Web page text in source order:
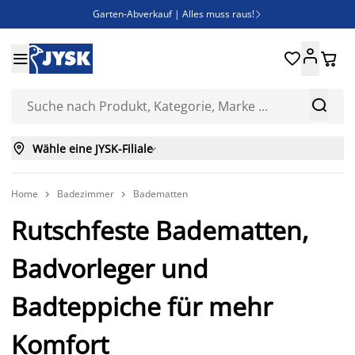
Garten-Abverkauf | Alles muss raus! 
Bist du Unternehmer? Entdecke JYSK-B2B
Esszimmerstuhl ADSLEV um nur 40€


 
 Wähle eine JYSK-Filiale
Home  Badezimmer  Badematten
Rutschfeste Badematten,
Badvorleger und
Badteppiche für mehr
Komfort